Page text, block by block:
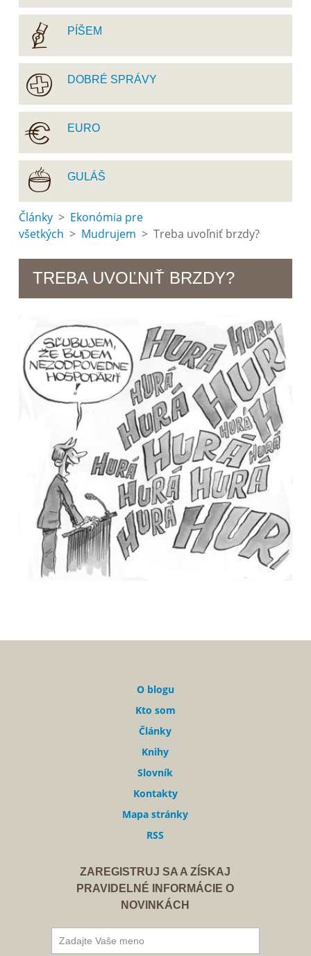
PÍŠEM
DOBRÉ SPRÁVY
EURO
GULÁŠ
Články> Ekonómia pre
všetkých > Mudrujem > Treba uvoľniť brzdy?
TREBA UVOĽNIŤ BRZDY?
O blogu
Kto som
Články
Knihy
Slovník
Kontakty
Mapa stránky
RSS
ZAREGISTRUJ SA A ZÍSKAJ
PRAVIDELNÉ INFORMÁCIE O
NOVINKÁCH